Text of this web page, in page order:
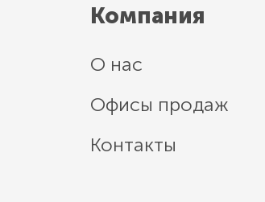
Компания
О нас
Офисы продаж
Контакты